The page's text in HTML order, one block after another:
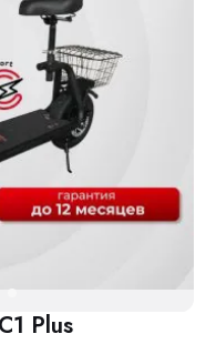
Plus